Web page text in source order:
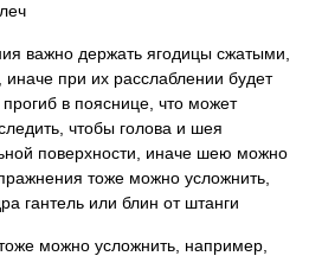
важно держать ягодицы сжатыми,
при их расслаблении будет
в пояснице, что может
чтобы голова и шея
поверхности, иначе шею можно
тоже можно усложнить,
гантель или блин от штанги
можно усложнить, например,